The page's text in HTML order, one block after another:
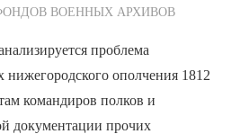
по Редакции
ВОЕННЫХ АРХИВОВ
проблема
нижегородского ополчения 1812
командиров полков и
документации прочих